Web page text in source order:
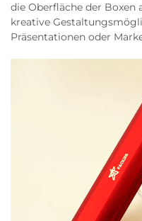
die Oberfläche der Boxen
kreative
Präsentationen oder